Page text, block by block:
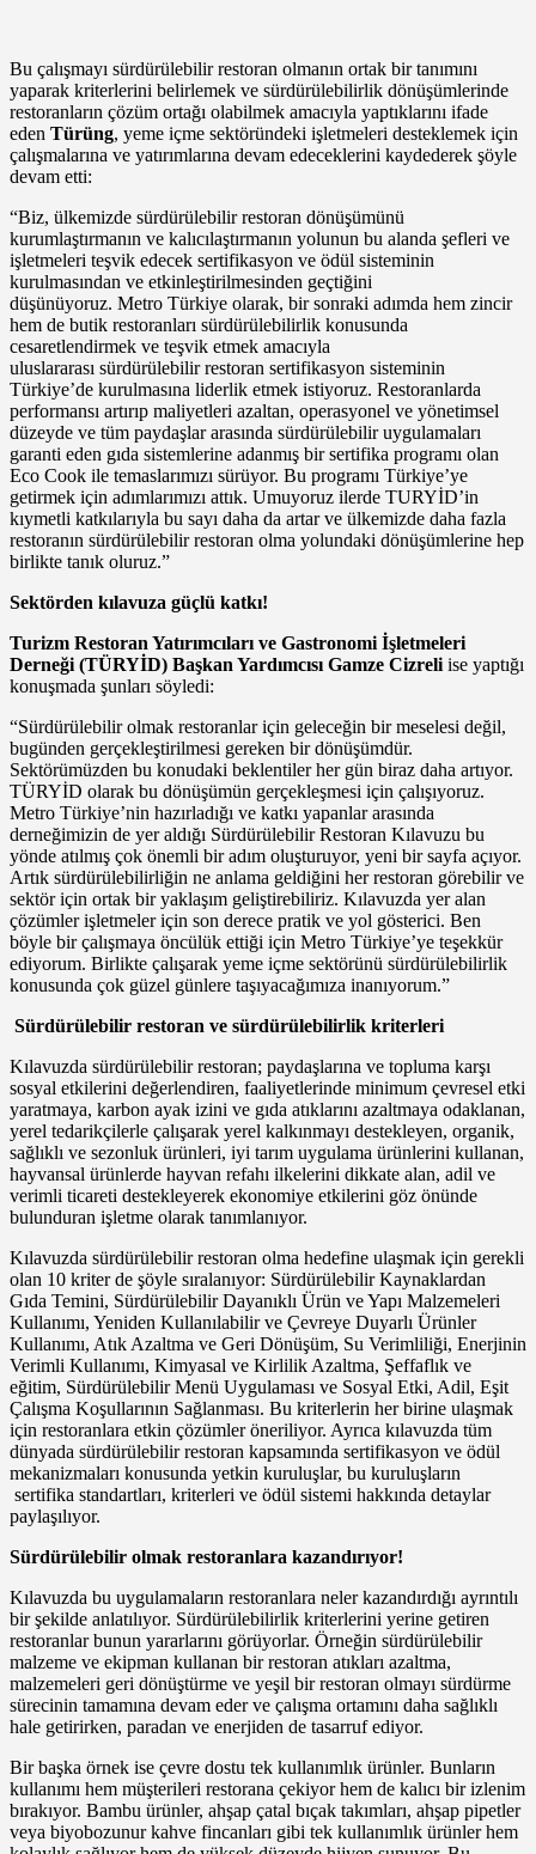
Bu çalışmayı sürdürülebilir restoran olmanın ortak bir tanımını
yaparak kriterlerini belirlemek ve sürdürülebilirlik dönüşümlerinde
restoranların çözüm ortağı olabilmek amacıyla yaptıklarını ifade
eden Türüng, yeme içme sektöründeki işletmeleri desteklemek için
çalışmalarına ve yatırımlarına devam edeceklerini kaydederek şöyle
devam etti:
“Biz, ülkemizde sürdürülebilir restoran dönüşümünü
kurumlaştırmanın ve kalıcılaştırmanın yolunun bu alanda şefleri ve
işletmeleri teşvik edecek sertifikasyon ve ödül sisteminin
kurulmasından ve etkinleştirilmesinden geçtiğini
düşünüyoruz. Metro Türkiye olarak, bir sonraki adımda hem zincir
hem de butik restoranları sürdürülebilirlik konusunda
cesaretlendirmek ve teşvik etmek amacıyla
uluslararası sürdürülebilir restoran sertifikasyon sisteminin
Türkiye’de kurulmasına liderlik etmek istiyoruz. Restoranlarda
performansı artırıp maliyetleri azaltan, operasyonel ve yönetimsel
düzeyde ve tüm paydaşlar arasında sürdürülebilir uygulamaları
garanti eden gıda sistemlerine adanmış bir sertifika programı olan
Eco Cook ile temaslarımızı sürüyor. Bu programı Türkiye’ye
getirmek için adımlarımızı attık. Umuyoruz ilerde TURYİD’in
kıymetli katkılarıyla bu sayı daha da artar ve ülkemizde daha fazla
restoranın sürdürülebilir restoran olma yolundaki dönüşümlerine hep
birlikte tanık oluruz.”
Sektörden kılavuza güçlü katkı!
Turizm Restoran Yatırımcıları ve Gastronomi İşletmeleri
Derneği (TÜRYİD) Başkan Yardımcısı Gamze Cizreli ise yaptığı
konuşmada şunları söyledi:
“Sürdürülebilir olmak restoranlar için geleceğin bir meselesi değil,
bugünden gerçekleştirilmesi gereken bir dönüşümdür.
Sektörümüzden bu konudaki beklentiler her gün biraz daha artıyor.
TÜRYİD olarak bu dönüşümün gerçekleşmesi için çalışıyoruz.
Metro Türkiye’nin hazırladığı ve katkı yapanlar arasında
derneğimizin de yer aldığı Sürdürülebilir Restoran Kılavuzu bu
yönde atılmış çok önemli bir adım oluşturuyor, yeni bir sayfa açıyor.
Artık sürdürülebilirliğin ne anlama geldiğini her restoran görebilir ve
sektör için ortak bir yaklaşım geliştirebiliriz. Kılavuzda yer alan
çözümler işletmeler için son derece pratik ve yol gösterici. Ben
böyle bir çalışmaya öncülük ettiği için Metro Türkiye’ye teşekkür
ediyorum. Birlikte çalışarak yeme içme sektörünü sürdürülebilirlik
konusunda çok güzel günlere taşıyacağımıza inanıyorum.”
Sürdürülebilir restoran ve sürdürülebilirlik kriterleri
Kılavuzda sürdürülebilir restoran; paydaşlarına ve topluma karşı
sosyal etkilerini değerlendiren, faaliyetlerinde minimum çevresel etki
yaratmaya, karbon ayak izini ve gıda atıklarını azaltmaya odaklanan,
yerel tedarikçilerle çalışarak yerel kalkınmayı destekleyen, organik,
sağlıklı ve sezonluk ürünleri, iyi tarım uygulama ürünlerini kullanan,
hayvansal ürünlerde hayvan refahı ilkelerini dikkate alan, adil ve
verimli ticareti destekleyerek ekonomiye etkilerini göz önünde
bulunduran işletme olarak tanımlanıyor.
Kılavuzda sürdürülebilir restoran olma hedefine ulaşmak için gerekli
olan 10 kriter de şöyle sıralanıyor: Sürdürülebilir Kaynaklardan
Gıda Temini, Sürdürülebilir Dayanıklı Ürün ve Yapı Malzemeleri
Kullanımı, Yeniden Kullanılabilir ve Çevreye Duyarlı Ürünler
Kullanımı, Atık Azaltma ve Geri Dönüşüm, Su Verimliliği, Enerjinin
Verimli Kullanımı, Kimyasal ve Kirlilik Azaltma, Şeffaflık ve
eğitim, Sürdürülebilir Menü Uygulaması ve Sosyal Etki, Adil, Eşit
Çalışma Koşullarının Sağlanması. Bu kriterlerin her birine ulaşmak
için restoranlara etkin çözümler öneriliyor. Ayrıca kılavuzda tüm
dünyada sürdürülebilir restoran kapsamında sertifikasyon ve ödül
mekanizmaları konusunda yetkin kuruluşlar, bu kuruluşların
sertifika standartları, kriterleri ve ödül sistemi hakkında detaylar
paylaşılıyor.
Sürdürülebilir olmak restoranlara kazandırıyor!
Kılavuzda bu uygulamaların restoranlara neler kazandırdığı ayrıntılı
bir şekilde anlatılıyor. Sürdürülebilirlik kriterlerini yerine getiren
restoranlar bunun yararlarını görüyorlar. Örneğin sürdürülebilir
malzeme ve ekipman kullanan bir restoran atıkları azaltma,
malzemeleri geri dönüştürme ve yeşil bir restoran olmayı sürdürme
sürecinin tamamına devam eder ve çalışma ortamını daha sağlıklı
hale getirirken, paradan ve enerjiden de tasarruf ediyor.
Bir başka örnek ise çevre dostu tek kullanımlık ürünler. Bunların
kullanımı hem müşterileri restorana çekiyor hem de kalıcı bir izlenim
bırakıyor. Bambu ürünler, ahşap çatal bıçak takımları, ahşap pipetler
veya biyobozunur kahve fincanları gibi tek kullanımlık ürünler hem